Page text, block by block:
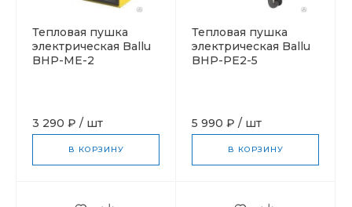
Тепловая пушка
электрическая Ballu
BHP-ME-2
3 290 ₽ / шт
В КОРЗИНУ
Тепловая пушка
электрическая Ballu
BHP-PE2-5
5 990 ₽ / шт
В КОРЗИНУ